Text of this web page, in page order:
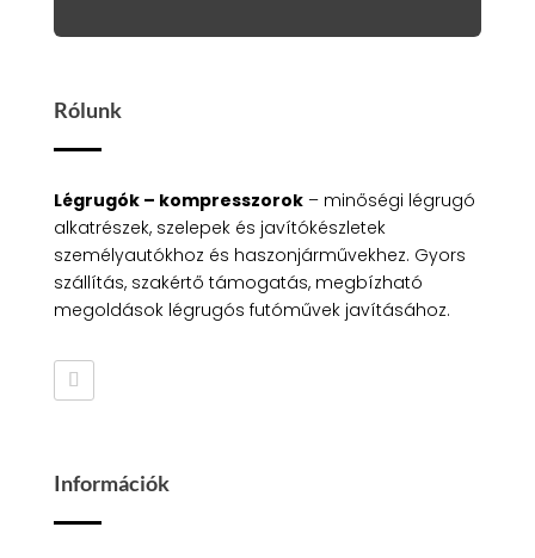
Rólunk
Légrugók – kompresszorok– minőségi légrugó
alkatrészek, szelepek és javítókészletek
személyautókhoz és haszonjárművekhez. Gyors
szállítás, szakértő támogatás, megbízható
megoldások légrugós futóművek javításához.
Információk